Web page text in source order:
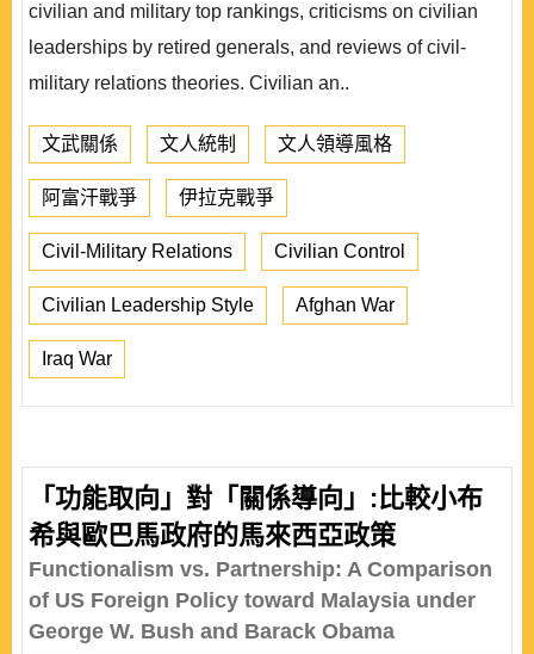
civilian and military top rankings, criticisms on civilian
leaderships by retired generals, and reviews of civil-
military relations theories. Civilian an..
文武關係 文人統制 文人領導風格
阿富汗戰爭 伊拉克戰爭
Civil-Military Relations Civilian Control
Civilian Leadership Style Afghan War
Iraq War
「功能取向」對「關係導向」:比較小布
希與歐巴馬政府的馬來西亞政策
Functionalism vs. Partnership: A Comparison
of US Foreign Policy toward Malaysia under
George W. Bush and Barack Obama